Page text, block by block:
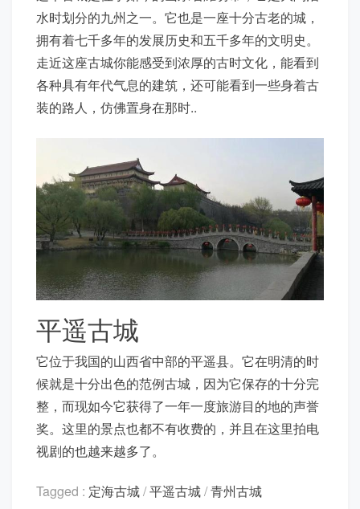
水时划分的九州之一。它也是一座十分古老的城，
拥有着七千多年的发展历史和五千多年的文明史。
走近这座古城你能感受到浓厚的古时文化，能看到
各种具有年代气息的建筑，还可能看到一些身着古
装的路人，仿佛置身在那时..
平遥古城
它位于我国的山西省中部的平遥县。它在明清的时
候就是十分出色的范例古城，因为它保存的十分完
整，而现如今它获得了一年一度旅游目的地的声誉
奖。这里的景点也都不有收费的，并且在这里拍电
视剧的也越来越多了。
Tagged : 定海古城/平遥古城/青州古城